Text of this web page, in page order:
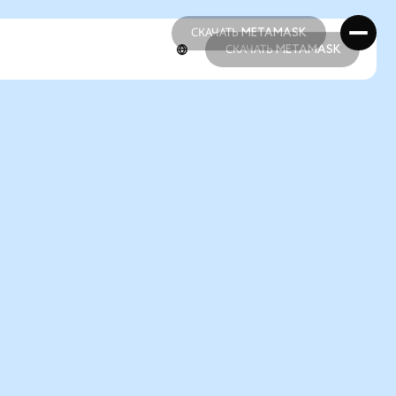
СКАЧАТЬ METAMASK
СКАЧАТЬ METAMASK
СКАЧАТЬ METAMASK